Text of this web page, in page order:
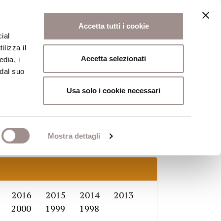
il
i
suo
Mostra dettagli
Accetta tutti i cookie
Accetta selezionati
Usa solo i cookie necessari
Scuola Alti Studi
Scuola Alti Studi Studenti
2016 2015 2014
2013
2000 1999 1998